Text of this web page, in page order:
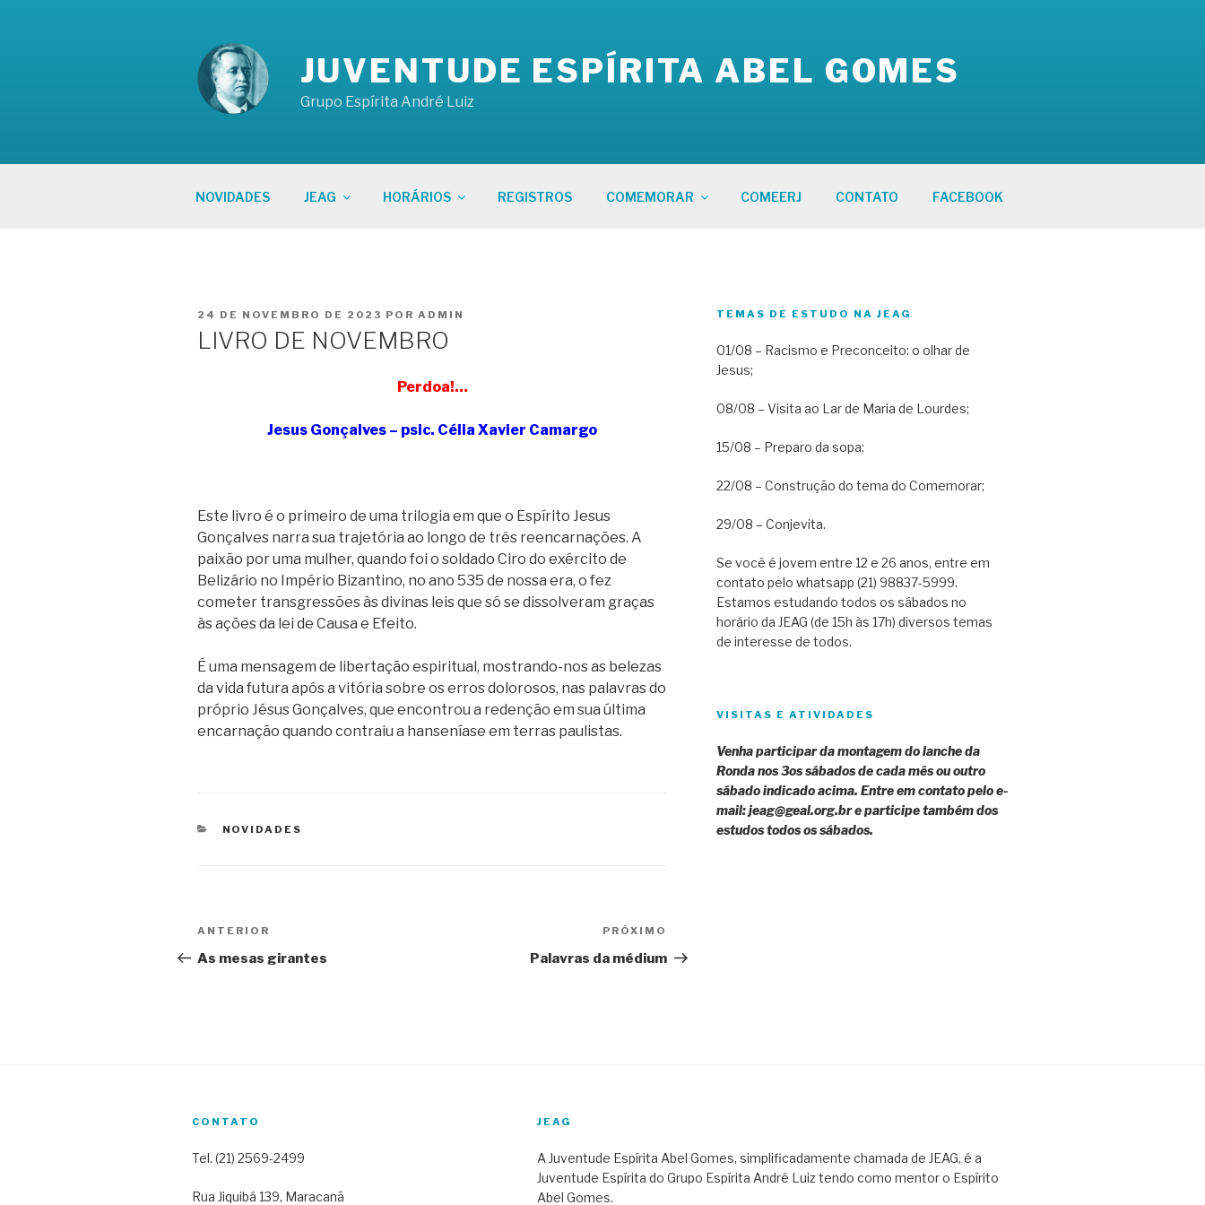
JUVENTUDE ESPÍRITA ABEL GOMES
Grupo Espírita André Luiz
NOVIDADES JEAG HORÁRIOS REGISTROS COMEMORAR COMEERJ CONTATO FACEBOOK
PUBLICADO
24 DE NOVEMBRO DE 2023 POR ADMIN
LIVRO DE NOVEMBRO
Perdoa!…
Jesus Gonçalves – psic. Célia Xavier Camargo
Este livro é o primeiro de uma trilogia em que o Espírito Jesus
Gonçalves narra sua trajetória ao longo de três reencarnações. A
paixão por uma mulher, quando foi o soldado Ciro do exército de
Belizário no Império Bizantino, no ano 535 de nossa era, o fez
cometer transgressões às divinas leis que só se dissolveram graças
às ações da lei de Causa e Efeito.
É uma mensagem de libertação espiritual, mostrando-nos as belezas
da vida futura após a vitória sobre os erros dolorosos, nas palavras do
próprio Jésus Gonçalves, que encontrou a redenção em sua última
encarnação quando contraiu a hanseníase em terras paulistas.
CATEGORIAS
NOVIDADES
Navegação
de
Post
anterior
ANTERIOR
As mesas girantes
post
PRÓXIMO
Palavras da médium
TEMAS DE ESTUDO NA JEAG
01/08 – Racismo e Preconceito: o olhar de
Jesus;
08/08 – Visita ao Lar de Maria de Lourdes;
15/08 – Preparo da sopa;
22/08 – Construção do tema do Comemorar;
29/08 – Conjevita.
Se você é jovem entre 12 e 26 anos, entre em
contato pelo whatsapp (21) 98837-5999.
Estamos estudando todos os sábados no
horário da JEAG (de 15h às 17h) diversos temas
de interesse de todos.
VISITAS E ATIVIDADES
Venha participar da montagem do lanche da
Ronda nos 3os sábados de cada mês ou outro
sábado indicado acima. Entre em contato pelo e-
mail: jeag@geal.org.br e participe também dos
estudos todos os sábados.
CONTATO
Tel. (21) 2569-2499
Rua Jiquibá 139, Maracanã
JEAG
A Juventude Espírita Abel Gomes, simplificadamente chamada de JEAG, é a
Juventude Espírita do Grupo Espírita André Luiz tendo como mentor o Espírito
Abel Gomes.